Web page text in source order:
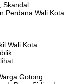
Skandal
Perdana Wali Kota
Wali Kota
Gotong